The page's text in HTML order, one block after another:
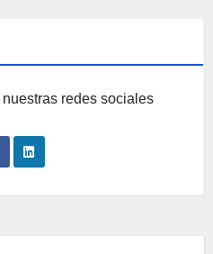
redes sociales